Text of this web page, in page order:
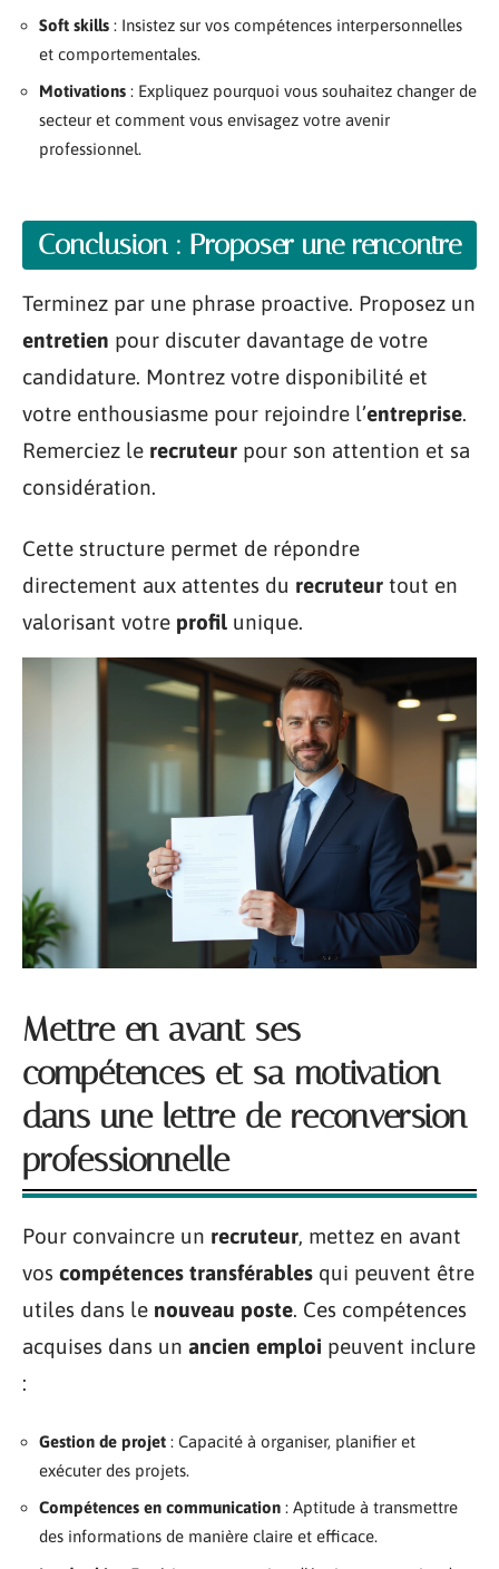
Soft skills : Insistez sur vos compétences interpersonnelles
et comportementales.
Motivations : Expliquez pourquoi vous souhaitez changer de
secteur et comment vous envisagez votre avenir
professionnel.
Conclusion : Proposer une rencontre
Terminez par une phrase proactive. Proposez un
entretien pour discuter davantage de votre
candidature. Montrez votre disponibilité et
votre enthousiasme pour rejoindre l’entreprise.
Remerciez le recruteur pour son attention et sa
considération.
Cette structure permet de répondre
directement aux attentes du recruteur tout en
valorisant votre profil unique.
Mettre en avant ses
compétences et sa motivation
dans une lettre de reconversion
professionnelle
Pour convaincre un recruteur, mettez en avant
vos compétences transférables qui peuvent être
utiles dans le nouveau poste. Ces compétences
acquises dans un ancien emploi peuvent inclure
:
Gestion de projet : Capacité à organiser, planifier et
exécuter des projets.
Compétences en communication : Aptitude à transmettre
des informations de manière claire et efficace.